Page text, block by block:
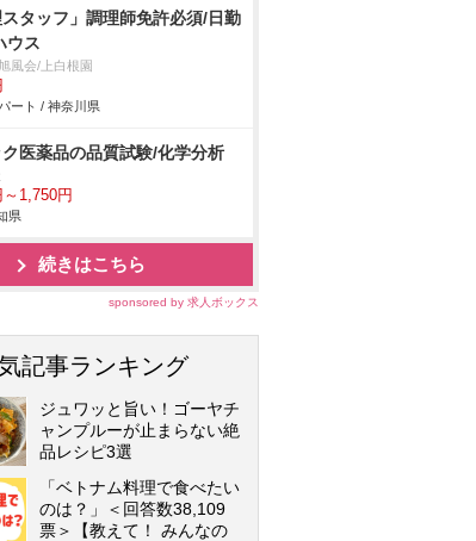
スタッフ」調理師免許必須/日勤
ウス
風会/上白根園
ート / 神奈川県
医薬品の品質試験/化学分析
1,750円
県
続きはこちら
sponsored by 求人ボックス
記事ランキング
ジュワッと旨い！ゴーヤチ
ャンプルーが止まらない絶
品レシピ3選
「ベトナム料理で食べたい
のは？」＜回答数38,109
票＞【教えて！ みんなの